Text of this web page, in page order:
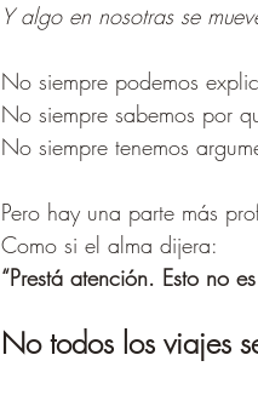
Y algo en nosotras se
No siempre podemos
No siempre sabemos por
No siempre tenemos
Pero hay una parte más
Como si el alma dijera:
“Prestá atención. Esto no
No todos los viajes